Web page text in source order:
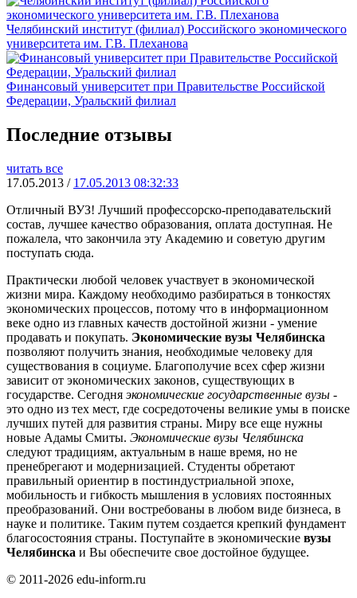
Челябинский институт (филиал) Российского экономического
университета им. Г.В. Плеханова
Финансовый университет при Правительстве Российской
Федерации, Уральский филиал
Последние отзывы
читать все
17.05.2013 / 17.05.2013 08:32:33
Отличный ВУЗ! Лучший профессорско-преподавательский
состав, лучшее качество образования, оплата доступная. Не
пожалела, что закончила эту Академию и советую другим
поступать сюда.
Практически любой человек участвует в экономической
жизни мира. Каждому необходимо разбираться в тонкостях
экономических процессов, потому что в информационном
веке одно из главных качеств достойной жизни - умение
продавать и покупать. Экономические вузы Челябинска
позволяют получить знания, необходимые человеку для
существования в социуме. Благополучие всех сфер жизни
зависит от экономических законов, существующих в
государстве. Сегодня экономические государственные вузы -
это одно из тех мест, где сосредоточены великие умы в поиске
лучших путей для развития страны. Миру все еще нужны
новые Адамы Смиты. Экономические вузы Челябинска
следуют традициям, актуальным в наше время, но не
пренебрегают и модернизацией. Студенты обретают
правильный ориентир в постиндустриальной эпохе,
мобильность и гибкость мышления в условиях постоянных
преобразований. Они востребованы в любом виде бизнеса, в
науке и политике. Таким путем создается крепкий фундамент
благосостояния страны. Поступайте в экономические вузы
Челябинска и Вы обеспечите свое достойное будущее.
© 2011-2026 edu-inform.ru